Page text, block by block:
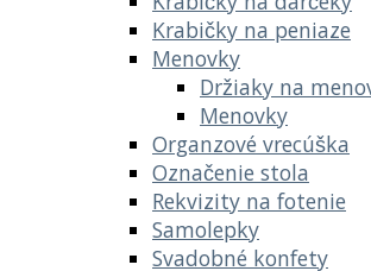
Krabičky na peniaze
Menovky
Držiaky na
Menovky
Organzové vrecúška
Označenie stola
Rekvizity na fotenie
Samolepky
Svadobné konfety